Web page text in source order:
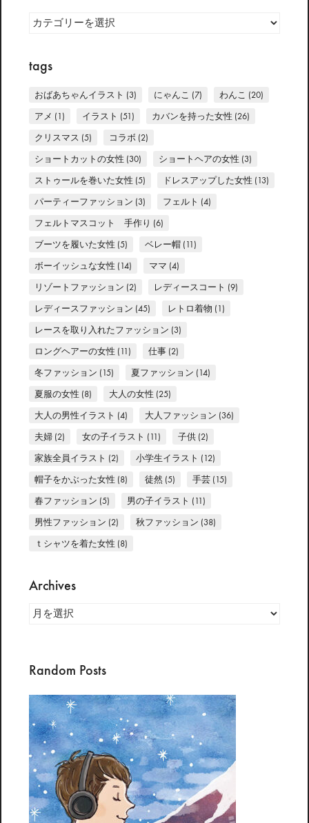
tags
おばあちゃんイラスト (3) にゃんこ (7) わんこ (20)
アメ (1) イラスト (51) カバンを持った女性 (26)
クリスマス (5) コラボ (2)
ショートカットの女性 (30) ショートヘアの女性 (3)
ストゥールを巻いた女性 (5) ドレスアップした女性 (13)
パーティーファッション (3) フェルト (4)
フェルトマスコット 手作り (6)
ブーツを履いた女性 (5) ベレー帽 (11)
ボーイッシュな女性 (14) ママ (4)
リゾートファッション (2) レディースコート (9)
レディースファッション (45) レトロ着物 (1)
レースを取り入れたファッション (3)
ロングヘアーの女性 (11) 仕事 (2)
冬ファッション (15) 夏ファッション (14)
夏服の女性 (8) 大人の女性 (25)
大人の男性イラスト (4) 大人ファッション (36)
夫婦 (2) 女の子イラスト (11) 子供 (2)
家族全員イラスト (2) 小学生イラスト (12)
帽子をかぶった女性 (8) 徒然 (5) 手芸 (15)
春ファッション (5) 男の子イラスト (11)
男性ファッション (2) 秋ファッション (38)
ｔシャツを着た女性 (8)
Archives
Archives
Random Posts